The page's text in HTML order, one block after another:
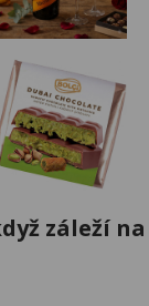
záleží na